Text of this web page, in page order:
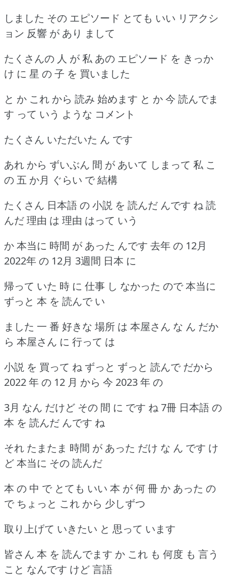
しました その エピソード とても いい リアクシ
ョン 反響 が あり まして
たくさんの 人 が 私 あの エピソード を きっか
け に 星 の 子 を 買いました
と か これ から 読み 始めます と か 今 読んでま
す って いう ような コメント
たくさん いただいた ん です
あれ から ずいぶん 間 が あいて しまって 私 こ
の 五 か月 ぐらい で 結構
たくさん 日本語 の 小説 を 読んだ んです ね 読
んだ 理由 は 理由 はって いう
か 本当に 時間 が あった んです 去年 の 12月
2022年 の 12月 3週間 日本 に
帰って いた 時 に 仕事 し なかった ので 本当に
ずっと 本 を 読んで い
ました 一 番 好きな 場所 は 本屋さん な ん だか
ら 本屋さん に 行って は
小説 を 買って ね ずっと ずっと 読んで だから
2022 年 の 12 月 から 今 2023 年 の
3月 なん だけど その 間 に です ね 7冊 日本語 の
本 を 読んだ んです ね
それ たまたま 時間 が あった だけ な ん です け
ど 本当に その 読んだ
本 の 中 で とても いい 本 が 何 冊 か あった の
で ちょっと これ から 少しずつ
取り上げて いきたい と 思って います
皆さん 本 を 読んでます か これ も 何度 も 言う
こと なんです けど 言語